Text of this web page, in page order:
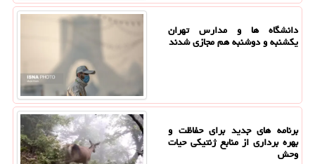
دانشگاه ها و مدارس تهران
یکشنبه و دوشنبه هم مجازی شدند
برنامه های جدید برای حفاظت و
بهره برداری از منابع ژنتیکی حیات
وحش